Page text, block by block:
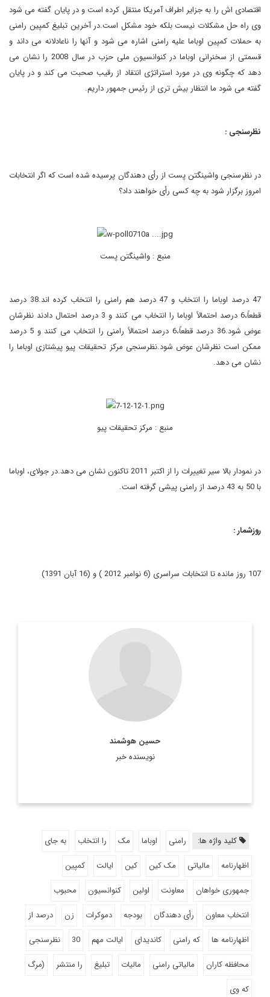
اقتصادی اش را به جزایر اطراف آمریکا منتقل کرده است و در پایان گفته می شود
وی راه حل مشکلات نیست بلکه خود مشکل است.در آخرین تبلیغ کمپین رامنی
به حملات کمپین اوباما علیه رامنی اشاره می شود و آنها را ناعادلانه می داند و
قسمتی از سخنرانی اوباما در کنوانسیون ملی حزب در سال 2008 را نشان می
دهد که چگونه وی در مورد استراتژی انتقاد از رقیب صحبت می کند و در پایان
گفته می شود ما انتظار بیش تری از رئیس جمهور داریم.
نظرسنجی :
در نظرسنجی واشینگتن پست از رأی دهندگان پرسیده شده است که اگر انتخابات
امروز برگزار شود به چه کسی رأی خواهند داد؟
منبع : واشینگتن پست
47 درصد اوباما را انتخاب و 47 درصد هم رامنی را انتخاب کرده اند.38 درصد
قطعاً،6 درصد احتمالاً اوباما را انتخاب می کنند و 3 درصد احتمال دادند نظرشان
عوض شود.36 درصد قطعاً،6 درصد احتمالاً رامنی را انتخاب می کنند و 5 درصد
ممکن است نظرشان عوض شود.نظرسنجی مرکز تحقیقات پیو پیشتازی اوباما را
نشان می دهد.
منبع : مرکز تحقیقات پیو
در نمودار بالا سیر تغییرات را از اکتبر 2011 تاکنون نشان می دهد.در جولای، اوباما
با 50 به 43 درصد از رامنی پیشی گرفته است.
روزشمار :
107 روز مانده تا انتخابات سراسری (6 نوامبر 2012 ) و (16 آبان 1391)
حسین هوشمند
نویسنده خبر
عضو هيئت تحريريه ديپلماسي ايراني
hossein. houshmand@gmail.com
اطلاعات بیشتر
کلید واژه ها: رامنی اوباما مک را انتخاب
به جای
اظهارنامه
مالیاتی مک کین کین ایالت
کمپین
جمهوری خواهان
معاونت اولین کنوانسیون
محبوب
انتخاب معاون
رأی دهندگان بودجه دموکرات زن
درصد از
اظهارنامه ها
که رامنی کاندیدای ایالت مهم 30
نظرسنجی
محافظه کاران
مالیاتی رامنی مالیات تبلیغ را منتشر
(مرگ
که وی